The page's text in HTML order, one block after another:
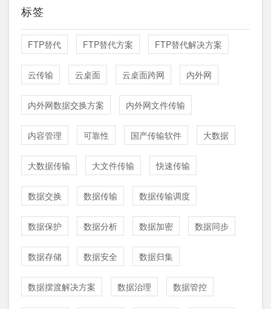
标签
FTP替代 FTP替代方案 FTP替代解决方案
云传输 云桌面 云桌面跨网 内外网
内外网数据交换方案 内外网文件传输
内容管理 可靠性 国产传输软件 大数据
大数据传输 大文件传输 快速传输
数据交换 数据传输 数据传输调度
数据保护 数据分析 数据加密 数据同步
数据存储 数据安全 数据归集
数据摆渡解决方案 数据治理 数据管控